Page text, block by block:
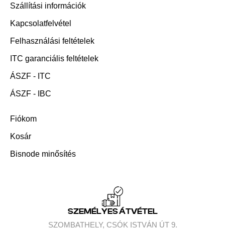
Szállítási információk
Kapcsolatfelvétel
Felhasználási feltételek
ITC garanciális feltételek
ÁSZF - ITC
ÁSZF - IBC
Fiókom
Kosár
Bisnode minősítés
SZEMÉLYES ÁTVÉTEL
SZOMBATHELY, CSÓK ISTVÁN ÚT 9.